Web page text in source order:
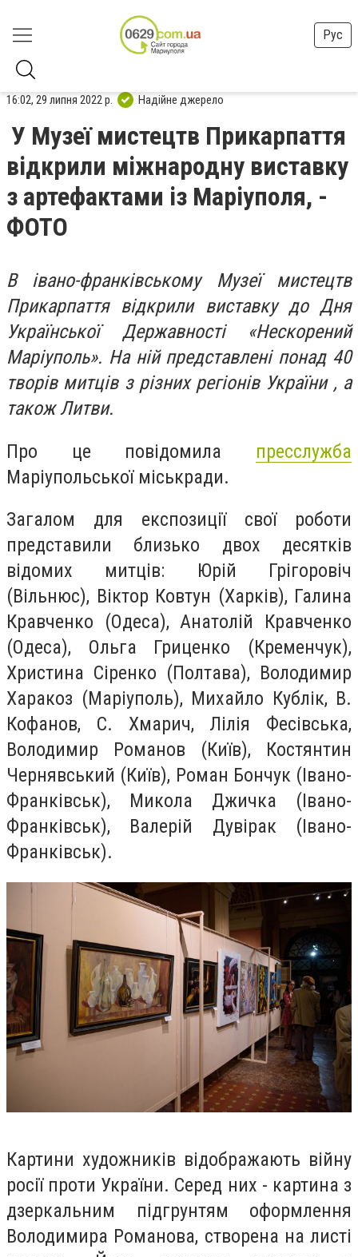
Рус
16:02, 29 липня 2022 р. Надійне джерело
У Музеї мистецтв Прикарпаття
відкрили міжнародну виставку
з артефактами із Маріуполя, -
ФОТО
В івано-франківському Музеї мистецтв
Прикарпаття відкрили виставку до Дня
Української Державності «Нескорений
Маріуполь». На ній представлені понад 40
творів митців з різних регіонів України , а
також Литви.
Про це повідомила пресслужба
Маріупольської міськради.
Загалом для експозиції свої роботи
представили близько двох десятків
відомих митців: Юрій Грігоровіч
(Вільнюс), Віктор Ковтун (Харків), Галина
Кравченко (Одеса), Анатолій Кравченко
(Одеса), Ольга Гриценко (Кременчук),
Христина Сіренко (Полтава), Володимир
Харакоз (Маріуполь), Михайло Кублік, В.
Кофанов, С. Хмарич, Лілія Фесівська,
Володимир Романов (Київ), Костянтин
Чернявський (Київ), Роман Бончук (Івано-
Франківськ), Микола Джичка (Івано-
Франківськ), Валерій Дувірак (Івано-
Франківськ).
Картини художників відображають війну
росії проти України. Серед них - картина з
дзеркальним підгрунтям оформлення
Володимира Романова, створена на листі